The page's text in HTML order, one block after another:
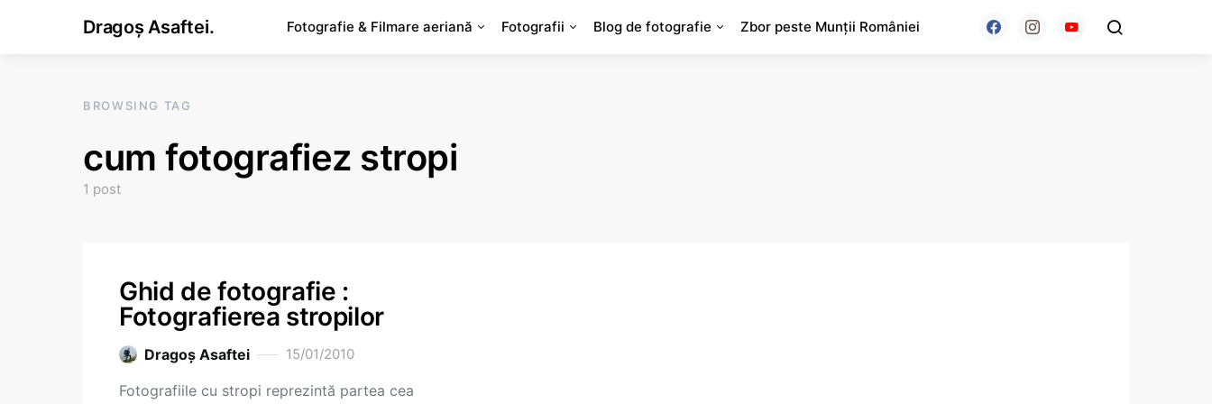
Dragoș Asaftei. Fotografie & Filmare aeriană Fotografii Blog de fotografie Zbor peste Munții României
BROWSING TAG
cum fotografiez stropi
1 post
Ghid de fotografie :
Fotografierea stropilor
Dragoş Asaftei 15/01/2010
Fotografiile cu stropi reprezintă partea cea